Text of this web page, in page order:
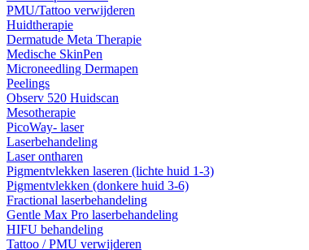
PMU/Tattoo verwijderen
Huidtherapie
Dermatude Meta Therapie
Medische SkinPen
Microneedling Dermapen
Peelings
Observ 520 Huidscan
Mesotherapie
PicoWay- laser
Laserbehandeling
Laser ontharen
Pigmentvlekken laseren (lichte huid 1-3)
Pigmentvlekken (donkere huid 3-6)
Fractional laserbehandeling
Gentle Max Pro laserbehandeling
HIFU behandeling
Tattoo / PMU verwijderen